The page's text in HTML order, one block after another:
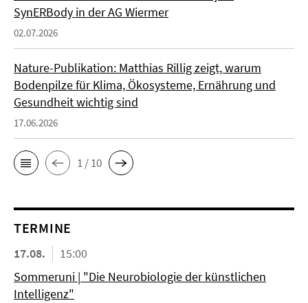
SynERBody in der AG Wiermer
02.07.2026
Nature-Publikation: Matthias Rillig zeigt, warum
Bodenpilze für Klima, Ökosysteme, Ernährung und
Gesundheit wichtig sind
17.06.2026
1 / 10
TERMINE
17.08.
15:00
Sommeruni | "Die Neurobiologie der künstlichen
Intelligenz"